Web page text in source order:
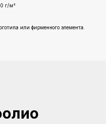
г/м²
или фирменного элемента.